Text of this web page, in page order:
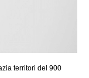
territori del 900